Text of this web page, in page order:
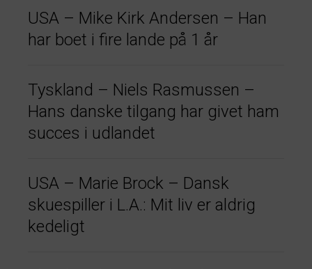
USA – Mike Kirk Andersen – Han
har boet i fire lande på 1 år
Tyskland – Niels Rasmussen –
Hans danske tilgang har givet ham
succes i udlandet
USA – Marie Brock – Dansk
skuespiller i L.A.: Mit liv er aldrig
kedeligt